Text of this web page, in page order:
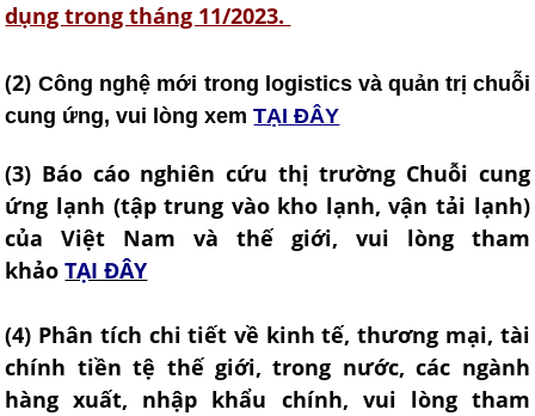
dụng trong tháng 11/2023.
(2) Công nghệ mới trong logistics và quản trị chuỗi
cung ứng, vui lòng xemTẠI ĐÂY
(3) Báo cáo nghiên cứu thị trường Chuỗi cung
ứng lạnh (tập trung vào kho lạnh, vận tải lạnh)
của Việt Nam và thế giới, vui lòng tham
khảoTẠI ĐÂY
(4) Phân tích chi tiết về kinh tế, thương mại, tài
chính tiền tệ thế giới, trong nước, các ngành
hàng xuất, nhập khẩu chính, vui lòng tham